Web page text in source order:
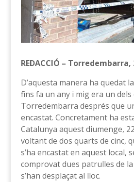
REDACCIÓ – Torredembarra,
D’aquesta manera ha quedat
fins fa un any i mig era un dels
Torredembarra després que
encastat. Concretament ha
Catalunya aquest diumenge,
voltant de dos quarts de cinc,
s’ha encastat en aquest local,
comprovat dues patrulles de
s’han desplaçat al lloc.